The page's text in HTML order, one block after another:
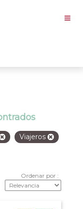
Viajeros
Ordenar por